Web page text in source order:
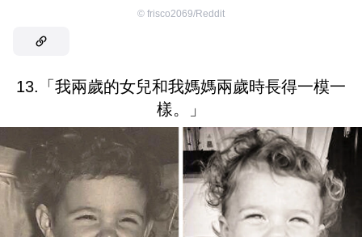
© frisco2069/Reddit
13.「我兩歲的女兒和我媽媽兩歲時長得一模一
樣。」